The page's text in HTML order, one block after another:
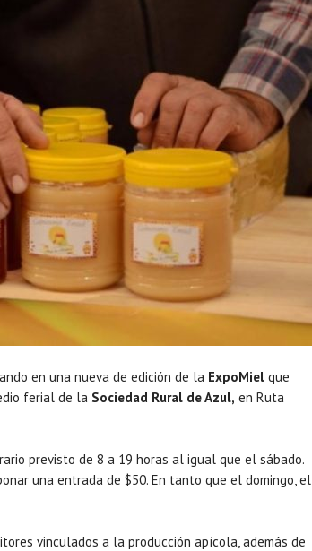
en una nueva de edición de la ExpoMiel que
ferial de la Sociedad Rural de Azul, en Ruta
previsto de 8 a 19 horas al igual que el sábado.
una entrada de $50. En tanto que el domingo, el
vinculados a la producción apícola, además de